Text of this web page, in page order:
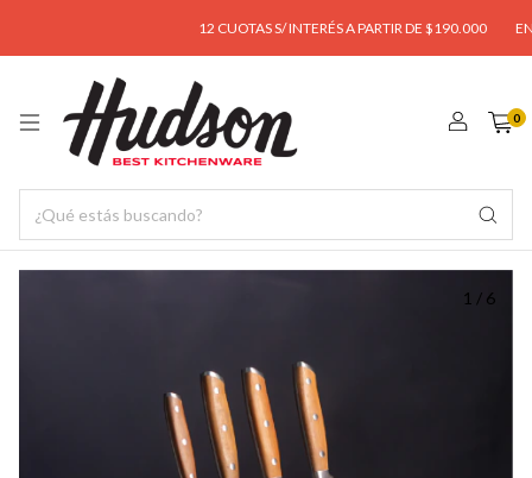
12 CUOTAS S/ INTERÉS A PARTIR DE $190.000
0
1 / 6